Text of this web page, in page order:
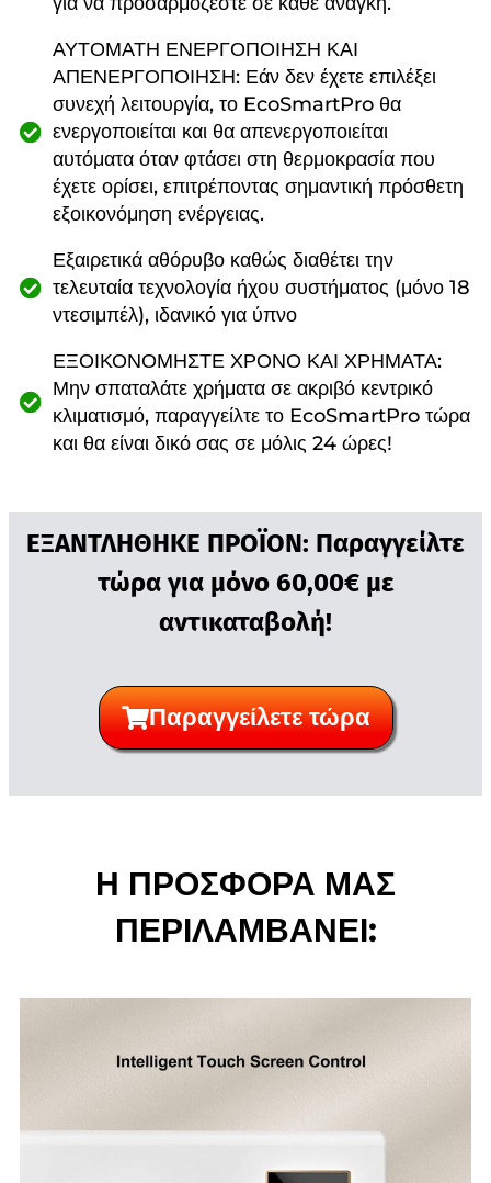
ΑΥΤΟΜΑΤΗ ΕΝΕΡΓΟΠΟΙΗΣΗ ΚΑΙ
ΑΠΕΝΕΡΓΟΠΟΙΗΣΗ: Εάν δεν έχετε επιλέξει
συνεχή λειτουργία, το EcoSmartPro θα
ενεργοποιείται και θα απενεργοποιείται
αυτόματα όταν φτάσει στη θερμοκρασία που
έχετε ορίσει, επιτρέποντας σημαντική πρόσθετη
εξοικονόμηση ενέργειας.
Εξαιρετικά αθόρυβο καθώς διαθέτει την
τελευταία τεχνολογία ήχου συστήματος (μόνο 18
ντεσιμπέλ), ιδανικό για ύπνο
ΕΞΟΙΚΟΝΟΜΗΣΤΕ ΧΡΟΝΟ ΚΑΙ ΧΡΗΜΑΤΑ:
Μην σπαταλάτε χρήματα σε ακριβό κεντρικό
κλιματισμό, παραγγείλτε το EcoSmartPro τώρα
και θα είναι δικό σας σε μόλις 24 ώρες!
ΕΞΑΝΤΛΗΘΗΚΕ ΠΡΟΪΟΝ: Παραγγείλτε
τώρα για μόνο 60,00€ με
αντικαταβολή!
Παραγγείλετε τώρα
Η ΠΡΟΣΦΟΡΑ ΜΑΣ
ΠΕΡΙΛΑΜΒΑΝΕΙ: